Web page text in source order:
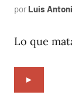
por Luis
Lo que
►